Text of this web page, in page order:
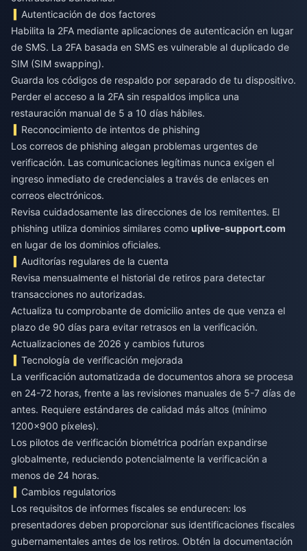
Autenticación de dos factores
Habilita la 2FA mediante aplicaciones de autenticación en lugar
de SMS. La 2FA basada en SMS es vulnerable al duplicado de
SIM (SIM swapping).
Guarda los códigos de respaldo por separado de tu dispositivo.
Perder el acceso a la 2FA sin respaldos implica una
restauración manual de 5 a 10 días hábiles.
Reconocimiento de intentos de phishing
Los correos de phishing alegan problemas urgentes de
verificación. Las comunicaciones legítimas nunca exigen el
ingreso inmediato de credenciales a través de enlaces en
correos electrónicos.
Revisa cuidadosamente las direcciones de los remitentes. El
phishing utiliza dominios similares como uplive-support.com
en lugar de los dominios oficiales.
Auditorías regulares de la cuenta
Revisa mensualmente el historial de retiros para detectar
transacciones no autorizadas.
Actualiza tu comprobante de domicilio antes de que venza el
plazo de 90 días para evitar retrasos en la verificación.
Actualizaciones de 2026 y cambios futuros
Tecnología de verificación mejorada
La verificación automatizada de documentos ahora se procesa
en 24-72 horas, frente a las revisiones manuales de 5-7 días de
antes. Requiere estándares de calidad más altos (mínimo
1200x900 píxeles).
Los pilotos de verificación biométrica podrían expandirse
globalmente, reduciendo potencialmente la verificación a
menos de 24 horas.
Cambios regulatorios
Los requisitos de informes fiscales se endurecen: los
presentadores deben proporcionar sus identificaciones fiscales
gubernamentales antes de los retiros. Obtén la documentación